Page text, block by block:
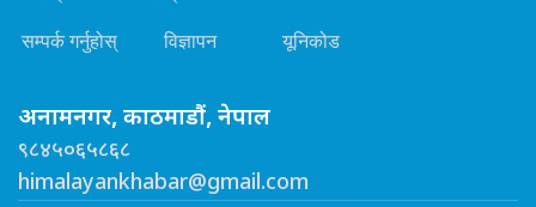
सम्पर्क गर्नुहोस् विज्ञापन यूनिकोड
अनामनगर, काठमाडौं, नेपाल
९८४५०६५८६८
himalayankhabar@gmail.com